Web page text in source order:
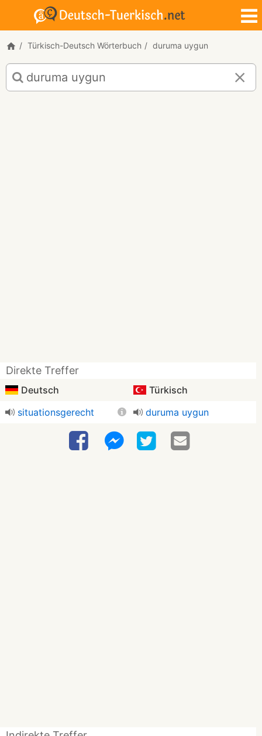
Türkisch-Deutsch Wörterbuch duruma uygun
Türkisch-
Deutsch
Übersetzung
Direkte Treffer
Deutsch
Türkisch
situationsgerecht
duruma uygun